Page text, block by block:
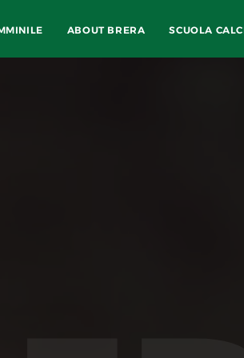
ABOUT BRERA SCUOLA